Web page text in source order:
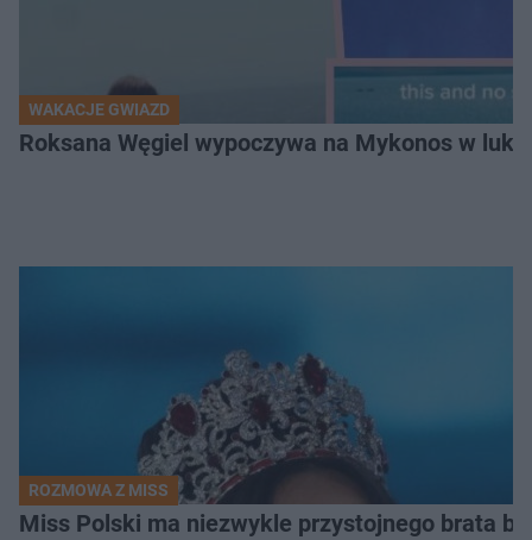
WAKACJE GWIAZD
Roksana Węgiel wypoczywa na Mykonos w
ROZMOWA Z MISS
Miss Polski ma niezwykle przystojnego brata